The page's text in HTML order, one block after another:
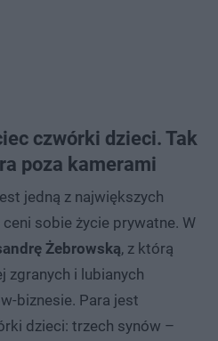
czwórki dzieci. Tak
poza kamerami
jedną z największych
sobie życie prywatne. W
Żebrowską, z którą
zgranych i lubianych
biznesie. Para jest
dzieci: trzech synów –